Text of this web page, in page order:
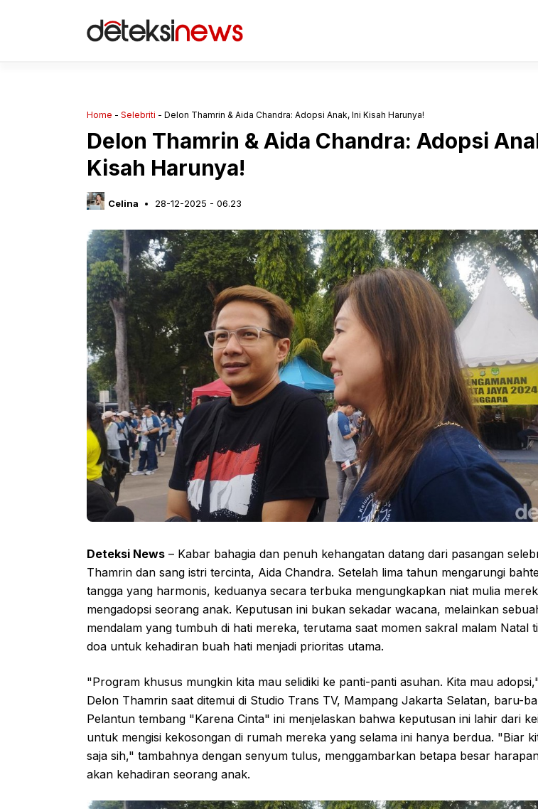
Home - Selebriti - Delon Thamrin & Aida Chandra: Adopsi Anak, Ini Kisah Harunya!
Delon Thamrin & Aida Chandra: Adopsi
Kisah Harunya!
Celina 28-12-2025 - 06.23
Deteksi News – Kabar bahagia dan penuh kehangatan datang dari pasangan
Thamrin dan sang istri tercinta, Aida Chandra. Setelah lima tahun mengarungi
tangga yang harmonis, keduanya secara terbuka mengungkapkan niat mulia
mengadopsi seorang anak. Keputusan ini bukan sekadar wacana, melainkan
mendalam yang tumbuh di hati mereka, terutama saat momen sakral malam Natal
doa untuk kehadiran buah hati menjadi prioritas utama.
"Program khusus mungkin kita mau selidiki ke panti-panti asuhan. Kita mau
Delon Thamrin saat ditemui di Studio Trans TV, Mampang Jakarta Selatan, baru-
Pelantun tembang "Karena Cinta" ini menjelaskan bahwa keputusan ini lahir dari
untuk mengisi kekosongan di rumah mereka yang selama ini hanya berdua. "Biar
saja sih," tambahnya dengan senyum tulus, menggambarkan betapa besar
akan kehadiran seorang anak.